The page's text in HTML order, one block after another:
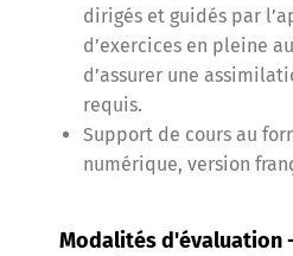
dirigés et guidés par
d’exercices en pleine
d’assurer une
requis.
Support de cours au
numérique, version
Modalités d'évaluation